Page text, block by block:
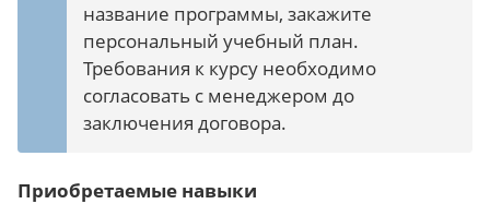
название программы, закажите
персональный учебный план.
Требования к курсу необходимо
согласовать с менеджером до
заключения договора.
Приобретаемые навыки